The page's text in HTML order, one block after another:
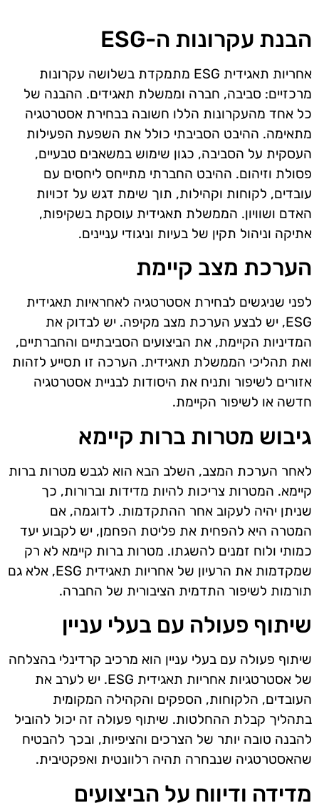
הבנת עקרונות ה-ESG
אחריות תאגידית ESG מתמקדת בשלושה עקרונות
מרכזיים: סביבה, חברה וממשלת תאגידים. ההבנה של
כל אחד מהעקרונות הללו חשובה בבחירת אסטרטגיה
מתאימה. ההיבט הסביבתי כולל את השפעת הפעילות
העסקית על הסביבה, כגון שימוש במשאבים טבעיים,
פסולת וזיהום. ההיבט החברתי מתייחס ליחסים עם
עובדים, לקוחות וקהילות, תוך שימת דגש על זכויות
האדם ושוויון. הממשלת תאגידית עוסקת בשקיפות,
אתיקה וניהול תקין של בעיות וניגודי עניינים.
הערכת מצב קיימת
לפני שניגשים לבחירת אסטרטגיה לאחראיות תאגידית
ESG, יש לבצע הערכת מצב מקיפה. יש לבדוק את
המדיניות הקיימת, את הביצועים הסביבתיים והחברתיים,
ואת תהליכי הממשלת תאגידית. הערכה זו תסייע לזהות
אזורים לשיפור ותניח את היסודות לבניית אסטרטגיה
חדשה או לשיפור הקיימת.
גיבוש מטרות ברות קיימא
לאחר הערכת המצב, השלב הבא הוא לגבש מטרות ברות
קיימא. המטרות צריכות להיות מדידות וברורות, כך
שניתן יהיה לעקוב אחר ההתקדמות. לדוגמה, אם
המטרה היא להפחית את פליטת הפחמן, יש לקבוע יעד
כמותי ולוח זמנים להשגתו. מטרות ברות קיימא לא רק
שמקדמות את הרעיון של אחריות תאגידית ESG, אלא גם
תורמות לשיפור התדמית הציבורית של החברה.
שיתוף פעולה עם בעלי עניין
שיתוף פעולה עם בעלי עניין הוא מרכיב קרדינלי בהצלחה
של אסטרטגיות אחריות תאגידית ESG. יש לערב את
העובדים, הלקוחות, הספקים והקהילה המקומית
בתהליך קבלת ההחלטות. שיתוף פעולה זה יכול להוביל
להבנה טובה יותר של הצרכים והציפיות, ובכך להבטיח
שהאסטרטגיה שנבחרה תהיה רלוונטית ואפקטיבית.
מדידה ודיווח על הביצועים